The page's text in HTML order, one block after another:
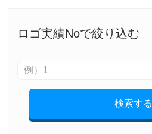
ロゴ実績Noで絞り込む
検索する